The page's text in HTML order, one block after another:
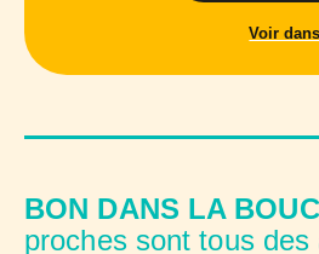
Voir
BON DANS LA
proches sont tous